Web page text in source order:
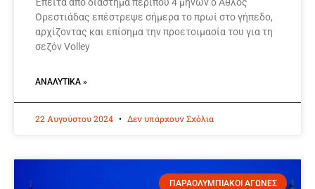
Έπειτα από διάστημα περίπου 4 μηνών ο Άθλος
Ορεστιάδας επέστρεψε σήμερα το πρωί στο γήπεδο,
αρχίζοντας και επίσημα την προετοιμασία του για τη
σεζόν Volley
ΑΝΑΛΥΤΙΚΆ »
22 Αυγούστου 2024 Δεν υπάρχουν Σχόλια
ΠΑΡΑΟΛΥΜΠΙΑΚΟΙ ΑΓΩΝΕΣ